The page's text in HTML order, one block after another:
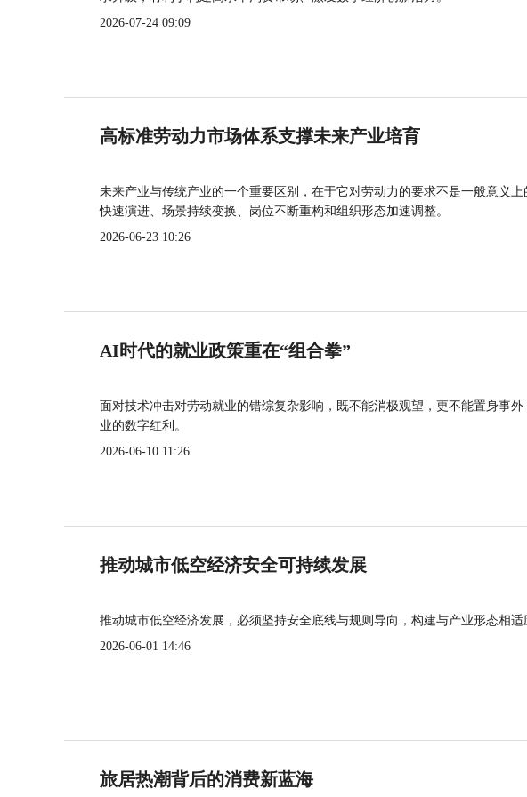
2026-07-24 09:09
高标准劳动力市场体系支撑未来产业培育
未来产业与传统产业的一个重要区别，在于它对劳动力的要求不是一般意义
快速演进、场景持续变换、岗位不断重构和组织形态加速调整。
2026-06-23 10:26
AI时代的就业政策重在“组合拳”
面对技术冲击对劳动就业的错综复杂影响，既不能消极观望，更不能置身事
业的数字红利。
2026-06-10 11:26
推动城市低空经济安全可持续发展
推动城市低空经济发展，必须坚持安全底线与规则导向，构建与产业形态相适
2026-06-01 14:46
旅居热潮背后的消费新蓝海